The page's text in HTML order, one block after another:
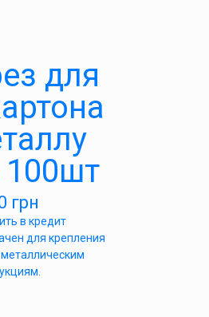
для
100шт
грн
в кредит
для крепления
металлическим